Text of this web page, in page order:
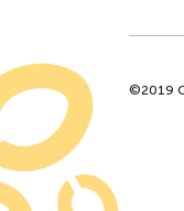
©2019